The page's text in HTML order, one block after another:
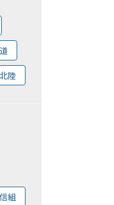
北陸
信組